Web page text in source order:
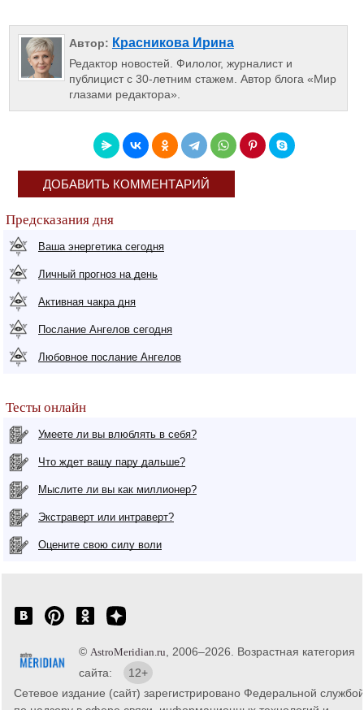
Автор: Красникова Ирина
Редактор новостей. Филолог, журналист и
публицист с 30-летним стажем. Автор блога «Мир
глазами редактора».
ДОБАВИТЬ КОММЕНТАРИЙ
Предсказания дня
Ваша энергетика сегодня
Личный прогноз на день
Активная чакра дня
Послание Ангелов сегодня
Любовное послание Ангелов
Тесты онлайн
Умеете ли вы влюблять в себя?
Что ждет вашу пару дальше?
Мыслите ли вы как миллионер?
Экстраверт или интраверт?
Оцените свою силу воли
© AstroMeridian.ru , 2006–2026. Возрастная категория
сайта:
12+
Сетевое издание (сайт) зарегистрировано Федеральной службой